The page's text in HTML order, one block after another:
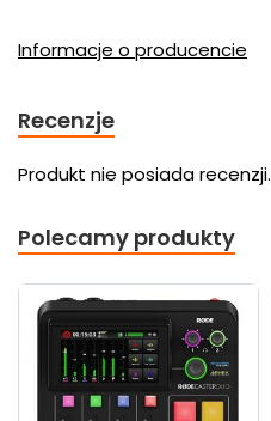
Informacje o producencie
Recenzje
Produkt nie posiada recenzji.
Polecamy produkty